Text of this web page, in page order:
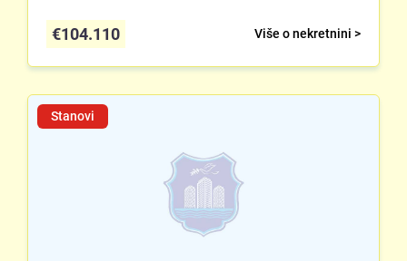
Više o nekretnini >
€104.110
Stanovi